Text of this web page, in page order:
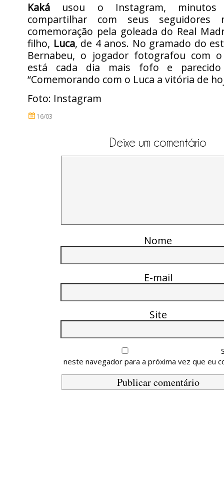
Kaká usou o Instagram, minutos
compartilhar com seus seguidores
comemoração pela goleada do Real
filho, Luca, de 4 anos. No gramado do
Bernabeu, o jogador fotografou com
está cada dia mais fofo e
“Comemorando com o Luca a vitória de
Foto: Instagram
16/03
Deixe um comentário
Nome
E-mail
Site
neste navegador para a próxima vez que eu